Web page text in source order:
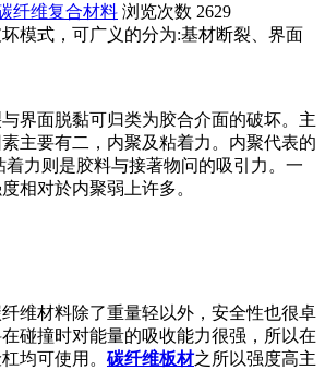
纤维复合材料 浏览次数 2629
模式，可广义的分为:基材断裂、界面
面脱黏可归类为胶合介面的破坏。主
主要有二，内聚及粘着力。内聚代表的
着力则是胶料与接著物问的吸引力。一
相对於内聚弱上许多。
材料除了重量轻以外，安全性也很卓
碰撞时对能量的吸收能力很强，所以在
均可使用。 碳纤维板材之所以强度高主